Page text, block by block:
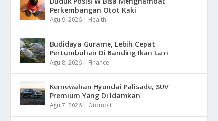
Perkembangan Otot Kaki
Agu 9, 2026 | Health
Budidaya Gurame, Lebih Cepat
Pertumbuhan Di Banding Ikan Lain
Agu 8, 2026 | Finance
Kemewahan Hyundai Palisade, SUV
Premium Yang Di Idamkan
Agu 7, 2026 | Otomotif